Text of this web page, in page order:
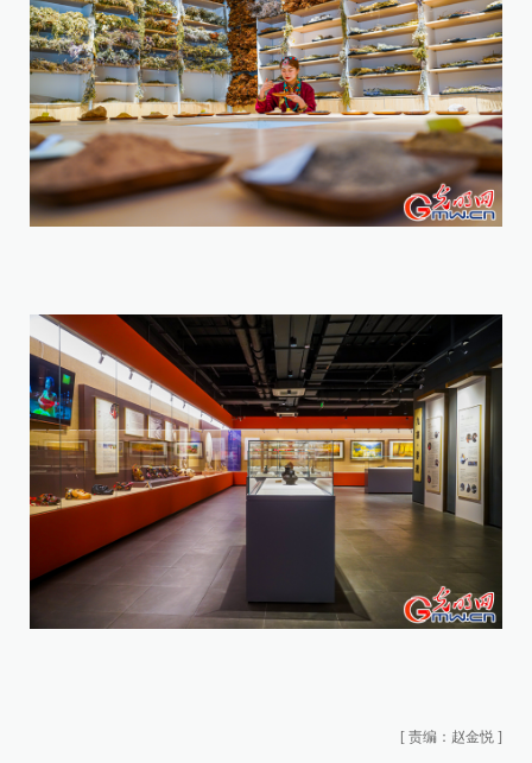
[ 责编：赵金悦 ]